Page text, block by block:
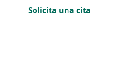
Solicita una cita